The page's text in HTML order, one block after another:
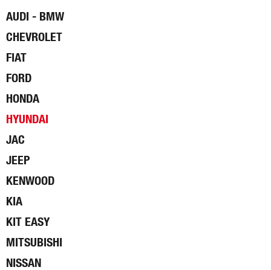
AUDI - BMW
CHEVROLET
FIAT
FORD
HONDA
HYUNDAI
JAC
JEEP
KENWOOD
KIA
KIT EASY
MITSUBISHI
NISSAN